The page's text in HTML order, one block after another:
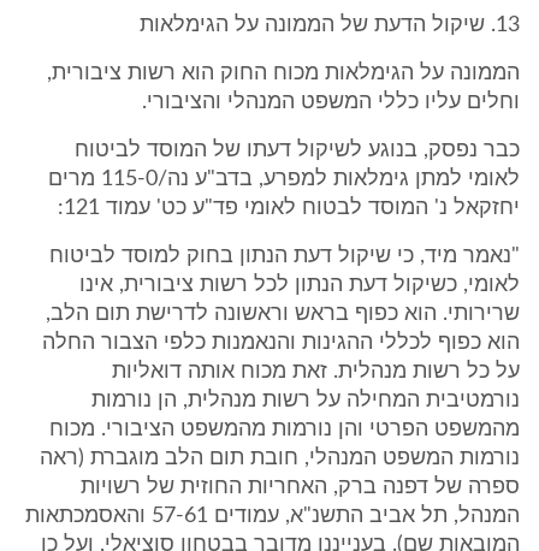
13. שיקול הדעת של הממונה על הגימלאות
הממונה על הגימלאות מכוח החוק הוא רשות ציבורית,
וחלים עליו כללי המשפט המנהלי והציבורי.
כבר נפסק, בנוגע לשיקול דעתו של המוסד לביטוח
לאומי למתן גימלאות למפרע, בדב"ע נה/115-0 מרים
יחזקאל נ' המוסד לבטוח לאומי פד"ע כט' עמוד 121:
"נאמר מיד, כי שיקול דעת הנתון בחוק למוסד לביטוח
לאומי, כשיקול דעת הנתון לכל רשות ציבורית, אינו
שרירותי. הוא כפוף בראש וראשונה לדרישת תום הלב,
הוא כפוף לכללי ההגינות והנאמנות כלפי הצבור החלה
על כל רשות מנהלית. זאת מכוח אותה דואליות
נורמטיבית המחילה על רשות מנהלית, הן נורמות
מהמשפט הפרטי והן נורמות מהמשפט הציבורי. מכוח
נורמות המשפט המנהלי, חובת תום הלב מוגברת (ראה
ספרה של דפנה ברק, האחריות החוזית של רשויות
המנהל, תל אביב התשנ"א, עמודים 57-61 והאסמכתאות
המובאות שם). בענייננו מדובר בבטחון סוציאלי, ועל כן